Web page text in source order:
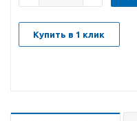
Купить в 1 клик